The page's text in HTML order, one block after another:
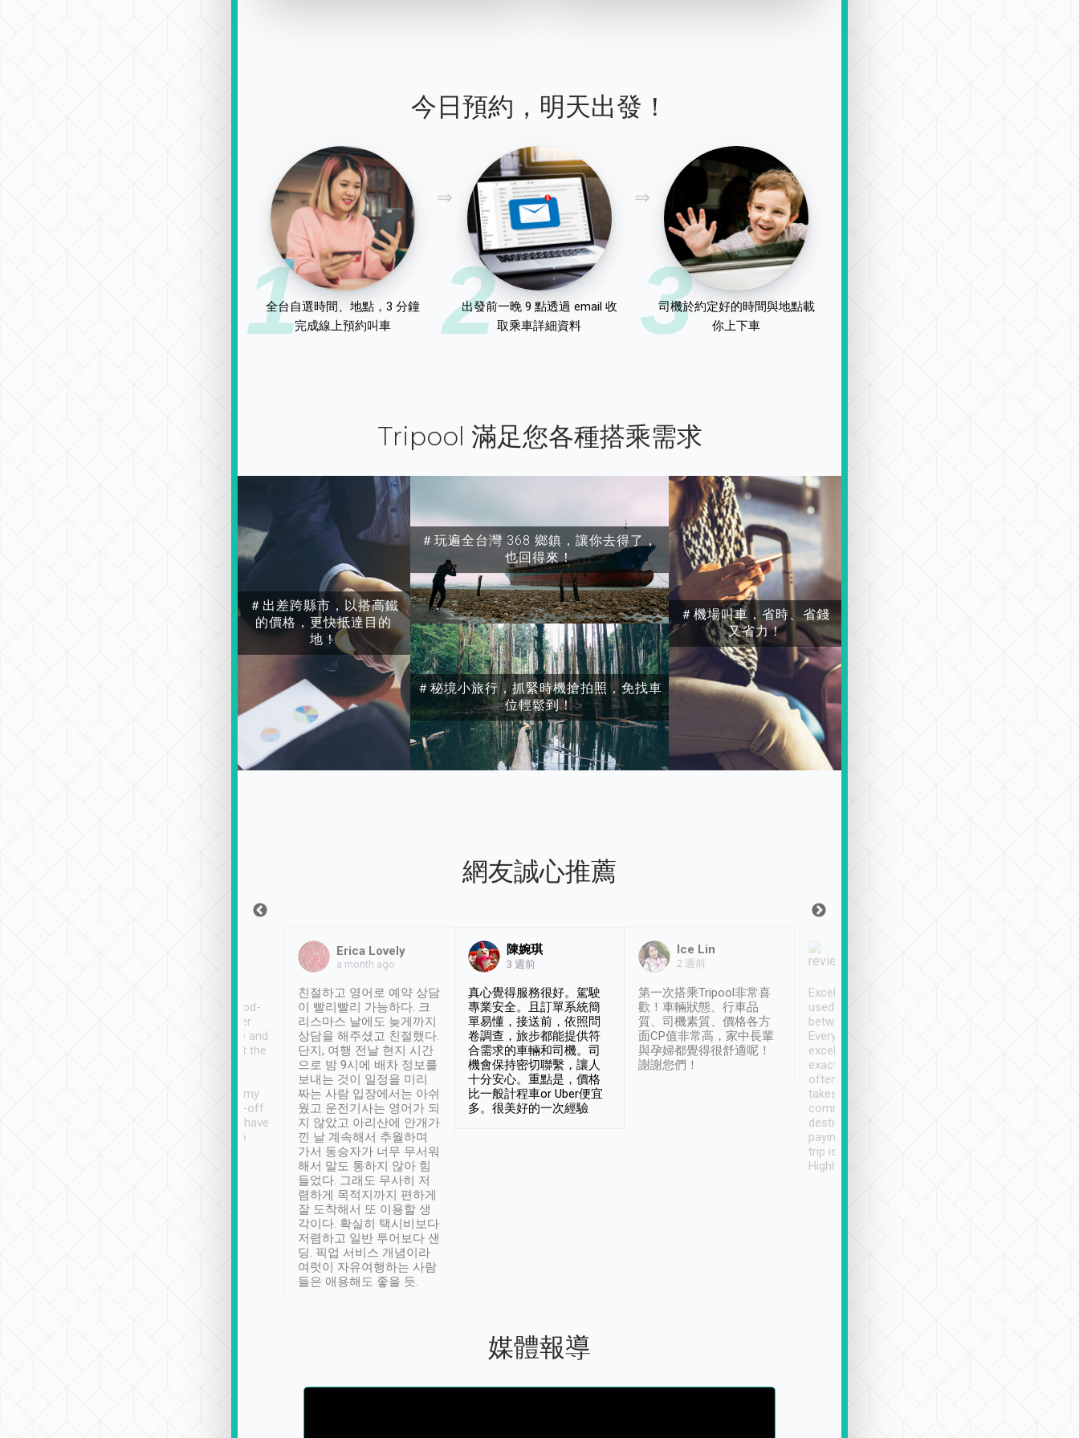
今日預約，明天出發！
1
全台自選時間、地點，3 分鐘
完成線上預約叫車
2
出發前一晚 9 點透過 email 收
取乘車詳細資料
3
司機於約定好的時間與地點載
你上下車
Tripool 滿足您各種搭乘需求
＃出差跨縣市，以搭高鐵
的價格，更快抵達目的
地！
＃玩遍全台灣 368 鄉鎮，讓你去得了，
也回得來！
＃秘境小旅行，抓緊時機搶拍照，免找車
位輕鬆到！
＃機場叫車，省時、省錢
又省力！
網友誠心推薦
service, vehicles in good-
condition and the driver
service was awesome and
thoughtful. Driver went the
have safely arrived at my
destination after drop-off.
Definitely something I have
not seen elsewhere 👍
Erica Lovely
a month ago
친절하고 영어로 예약 상담
이 빨리빨리 가능하다. 크
리스마스 날에도 늦게까지
상담을 해주셨고 친절했다.
단지, 여행 전날 현지 시간
으로 밤 9시에 배차 정보를
보내는 것이 일정을 미리
짜는 사람 입장에서는 아쉬
웠고 운전기사는 영어가 되
지 않았고 아리산에 안개가
낀 날 계속해서 추월하며
가서 동승자가 너무 무서워
해서 말도 통하지 않아 힘
들었다. 그래도 무사히 저
렴하게 목적지까지 편하게
잘 도착해서 또 이용할 생
각이다. 확실히 택시비보다
저렴하고 일반 투어보다 샌
딩. 픽업 서비스 개념이라
여럿이 자유여행하는 사람
들은 애용해도 좋을 듯.
陳婉琪
3 週前
真心覺得服務很好。駕駛
專業安全。且訂單系統簡
單易懂，接送前，依照問
卷調查，旅步都能提供符
合需求的車輛和司機。司
機會保持密切聯繫，讓人
十分安心。重點是，價格
比一般計程車or Uber便宜
多。很美好的一次經驗
Ice Lin
2 週前
第一次搭乘Tripool非常喜
歡！車輛狀態、行車品
質、司機素質、價格各方
面CP值非常高，家中長輩
與孕婦都覺得很舒適呢！
謝謝您們！
Excellent service. We have
used Tripool to travel
between cities in Taiwan.
Every driver has been
excellent and arrives
exactly on time. As there is
often limited English it
takes the difficulty out of
communicating the
destination details and
paying online prior to the
trip is very convenient.
Highly recommended
媒體報導